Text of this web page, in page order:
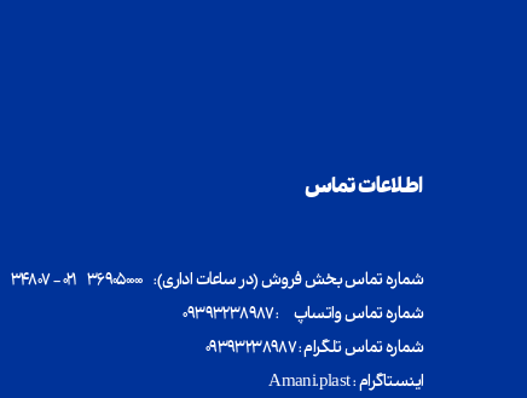
اطلاعات تماس
شماره تماس بخش فروش (در ساعات اداری): ۳۶۹۰۵۰۰۰۰ ۰۲۱ - ۳۴۸۰۷
شماره تماس واتساپ : ۰۹۳۹۳۲۳۸۹۸۷
شماره تماس تلگرام : ۰۹۳۹۳۲۳۸۹۸۷
اینستاگرام : Amani.plast